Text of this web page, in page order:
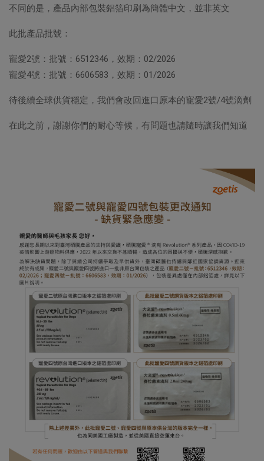
不同的是，產品內部包裝鋁箔印刷為簡體中文，並非英文
此批產品批號：
寵愛2號：批號：6512346，效期：02/2026
寵愛4號：批號：6606583，效期：01/2026
待後續全球供貨穩定，我們會改回進口原本的寵愛2號/4號滴劑
在此之前，謝謝你們的耐心等候，有問題也請隨時讓我們知道